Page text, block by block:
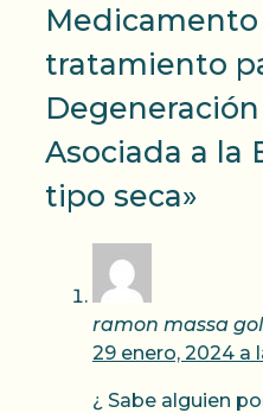
tratamiento
Asociada a la
tipo seca»
ramon massa
29 enero, 2024 a
¿ Sabe alguien